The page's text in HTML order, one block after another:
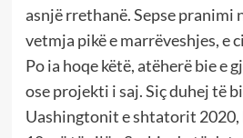
asnjë rrethanë. Sepse pranimi
vetmja pikë e marrëveshjes, e
Po ia hoqe këtë, atëherë bie e
ose projekti i saj. Siç duhej të
Uashingtonit e shtatorit 2020,